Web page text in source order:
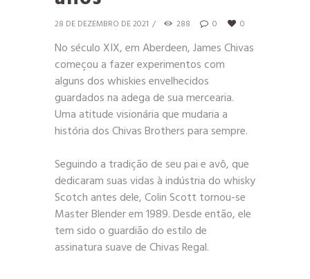
28 DE DEZEMBRO DE 2021 288 0 0
No século XIX, em Aberdeen, James Chivas
começou a fazer experimentos com
alguns dos whiskies envelhecidos
guardados na adega de sua mercearia.
Uma atitude visionária que mudaria a
história dos Chivas Brothers para sempre.
Seguindo a tradição de seu pai e avô, que
dedicaram suas vidas à indústria do whisky
Scotch antes dele, Colin Scott tornou-se
Master Blender em 1989. Desde então, ele
tem sido o guardião do estilo de
assinatura suave de Chivas Regal.